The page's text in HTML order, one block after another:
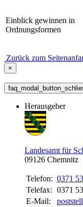
Einblick gewinnen in
Ordnungsformen
Zurück zum
×
Herausgeber
Landesamt für
09126 Chemnitz
Telefon: 0371
Telefax: 0371
E-Mail: